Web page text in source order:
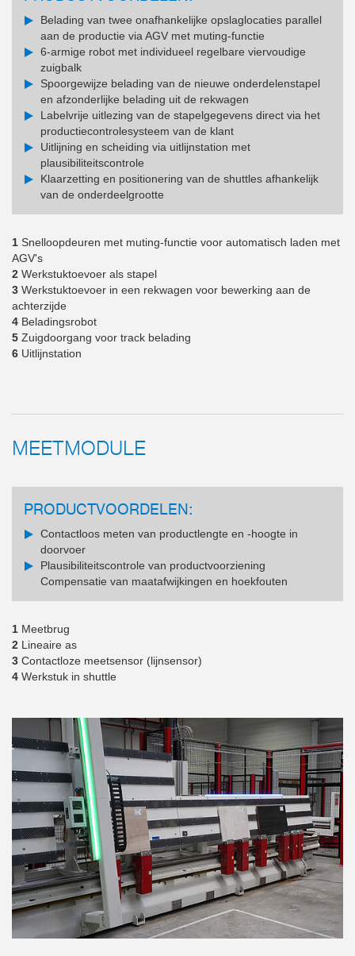
Belading van twee onafhankelijke opslaglocaties parallel
aan de productie via AGV met muting-functie
6-armige robot met individueel regelbare viervoudige
zuigbalk
Spoorgewijze belading van de nieuwe onderdelenstapel
en afzonderlijke belading uit de rekwagen
Labelvrije uitlezing van de stapelgegevens direct via het
productiecontrolesysteem van de klant
Uitlijning en scheiding via uitlijnstation met
plausibiliteitscontrole
Klaarzetting en positionering van de shuttles afhankelijk
van de onderdeelgrootte
1 Snelloopdeuren met muting-functie voor automatisch laden met
AGV's
2 Werkstuktoevoer als stapel
3 Werkstuktoevoer in een rekwagen voor bewerking aan de
achterzijde
4 Beladingsrobot
5 Zuigdoorgang voor track belading
6 Uitlijnstation
MEETMODULE
PRODUCTVOORDELEN:
Contactloos meten van productlengte en -hoogte in
doorvoer
Plausibiliteitscontrole van productvoorziening
Compensatie van maatafwijkingen en hoekfouten
1 Meetbrug
2 Lineaire as
3 Contactloze meetsensor (lijnsensor)
4 Werkstuk in shuttle